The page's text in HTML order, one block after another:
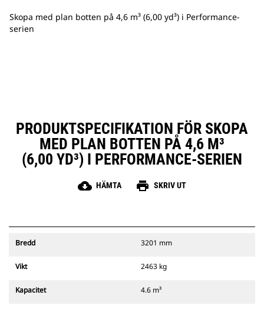
Skopa med plan botten på 4,6 m³ (6,00 yd³) i Performance-
serien
PRODUKTSPECIFIKATION FÖR SKOPA
MED PLAN BOTTEN PÅ 4,6 M³
(6,00 YD³) I PERFORMANCE-SERIEN
cloud_download HÄMTA print SKRIV UT
Bredd 3201 mm
Vikt 2463 kg
Kapacitet 4.6 m³